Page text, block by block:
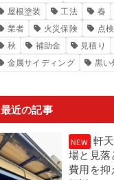
屋根塗装
工法 春
業者
火災保険 点検
秋
補助金 見積り
金属サイディング
黒い
最近の記事
軒
場と見落
費用を